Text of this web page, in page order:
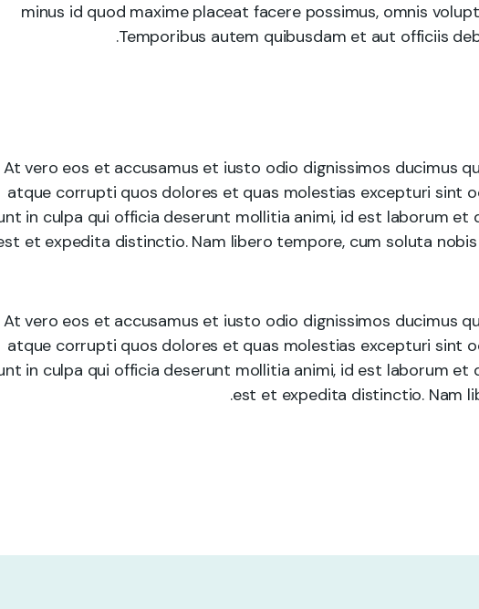
minus id quod maxime placeat facere possimus, omnis
Temporibus autem quibusdam et aut officiis
At vero eos et accusamus et iusto odio dignissimos ducimus
atque corrupti quos dolores et quas molestias excepturi sint
in culpa qui officia deserunt mollitia animi, id est laborum et
et expedita distinctio. Nam libero tempore, cum soluta
At vero eos et accusamus et iusto odio dignissimos ducimus
atque corrupti quos dolores et quas molestias excepturi sint
in culpa qui officia deserunt mollitia animi, id est laborum et
est et expedita distinctio. Nam